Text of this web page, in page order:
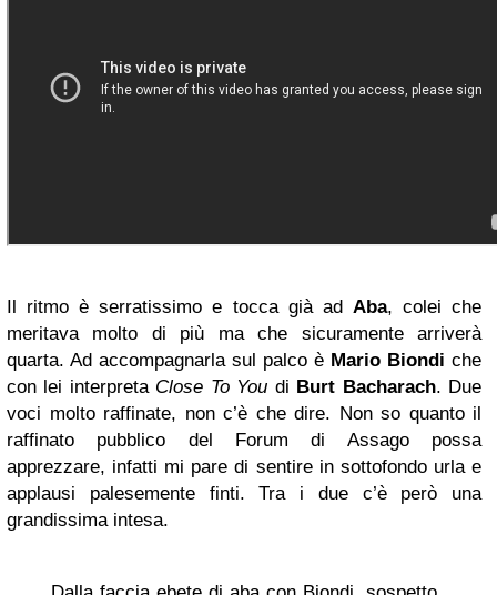
Il ritmo è serratissimo e tocca già ad Aba, colei che
meritava molto di più ma che sicuramente arriverà
quarta. Ad accompagnarla sul palco è Mario Biondi che
con lei interpreta Close To You di Burt Bacharach. Due
voci molto raffinate, non c’è che dire. Non so quanto il
raffinato pubblico del Forum di Assago possa
apprezzare, infatti mi pare di sentire in sottofondo urla e
applausi palesemente finti. Tra i due c’è però una
grandissima intesa.